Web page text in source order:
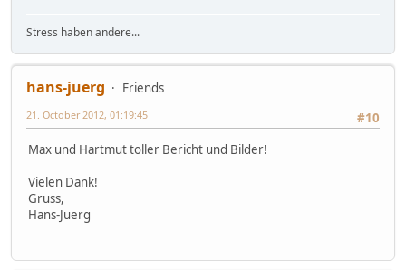
Stress haben andere...
hans-juerg
Friends
#10
21. October 2012, 01:19:45
Max und Hartmut toller Bericht und Bilder!
Vielen Dank!
Gruss,
Hans-Juerg